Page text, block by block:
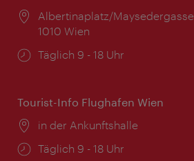
Ort:
Albertinaplatz/Maysedergasse
1010 Wien
Öffnungszeiten:
Täglich 9 - 18 Uhr
Tourist-Info Flughafen Wien
Ort:
in der Ankunftshalle
Öffnungszeiten:
Täglich 9 - 18 Uhr